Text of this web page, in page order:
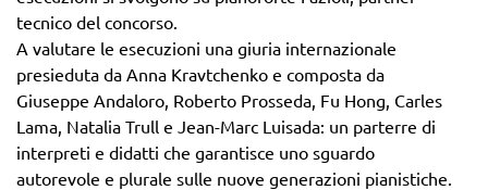
tecnico del concorso.
A valutare le esecuzioni una giuria internazionale
presieduta da Anna Kravtchenko e composta da
Giuseppe Andaloro, Roberto Prosseda, Fu Hong, Carles
Lama, Natalia Trull e Jean-Marc Luisada: un parterre di
interpreti e didatti che garantisce uno sguardo
autorevole e plurale sulle nuove generazioni pianistiche.